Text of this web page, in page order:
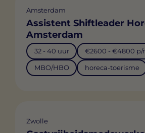
Amsterdam
Assistent Shiftleader
Amsterdam
32 - 40 uur €2600 - €4800 p/
MBO/HBO horeca-toerisme
Zwolle